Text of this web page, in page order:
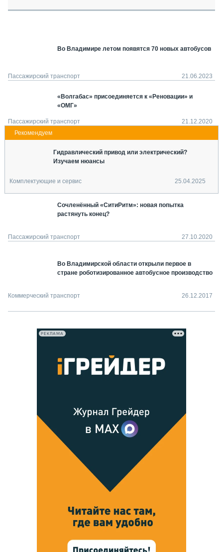
СТАТЬИ ПО КАТЕГОРИЯМ ТЕХНИКИ
Во Владимире летом появятся 70 новых автобусов
Пассажирский транспорт 21.06.2023
«Волгабас» присоединяется к «Реновации» и
«ОМГ»
Пассажирский транспорт 21.12.2020
Гидравлический привод или электрический?
Изучаем нюансы
Комплектующие и сервис 25.04.2025
Сочленённый «СитиРитм»: новая попытка
растянуть конец?
Пассажирский транспорт 27.10.2020
Во Владимирской области открыли первое в
стране роботизированное автобусное производство
Коммерческий транспорт 26.12.2017
РЕКЛАМА